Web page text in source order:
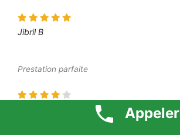
Jibril B
Prestation parfaite
Appeler